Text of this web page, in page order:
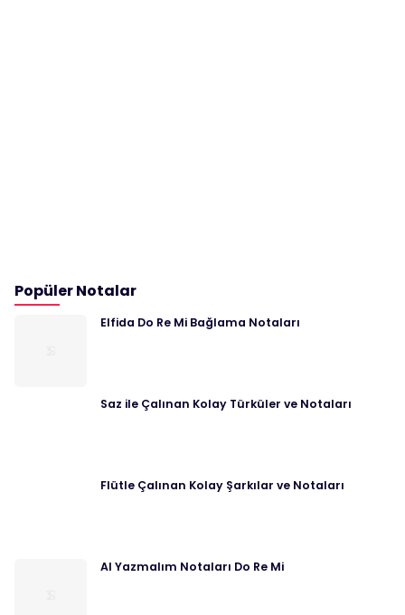
Popüler Notalar
Elfida Do Re Mi Bağlama Notaları
Saz ile Çalınan Kolay Türküler ve Notaları
Flütle Çalınan Kolay Şarkılar ve Notaları
Al Yazmalım Notaları Do Re Mi